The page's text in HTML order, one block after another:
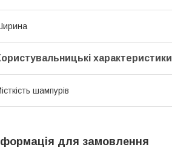
характеристики
шампурів
для замовлення